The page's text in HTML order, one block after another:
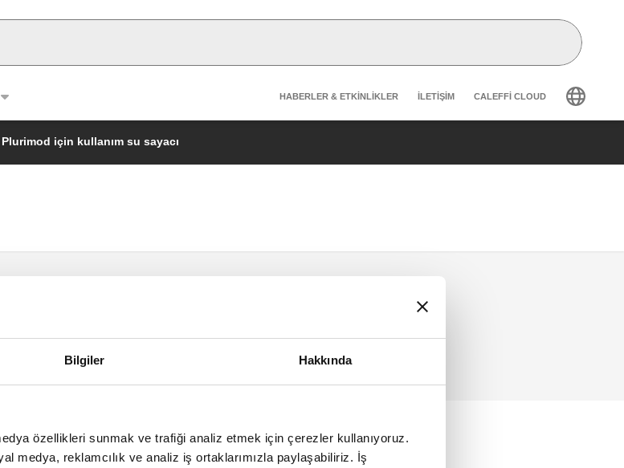
Bilgiler Hakkında
özellikleri sunmak ve trafiği analiz etmek için çerezler kullanıyoruz.
medya, reklamcılık ve analiz iş ortaklarımızla paylaşabiliriz. İş
Header secondary navigation
HABERLER & ETKINLIKLER İLETIŞIM CALEFFI CLOUD
Plurimod için kullanım su sayacı